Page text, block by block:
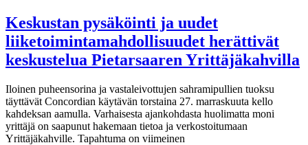
toimijat
ovat
välttämättömiä
seudullisen
ilmastotyön
Keskustan pysäköinti ja uudet
liiketoimintamahdollisuudet herättivät
keskustelua Pietarsaaren Yrittäjäkahvilla
Iloinen puheensorina ja vastaleivottujen sahramipullien tuoksu
täyttävät Concordian käytävän torstaina 27. marraskuuta kello
kahdeksan aamulla. Varhaisesta ajankohdasta huolimatta moni
yrittäjä on saapunut hakemaan tietoa ja verkostoitumaan
Yrittäjäkahville. Tapahtuma on viimeinen